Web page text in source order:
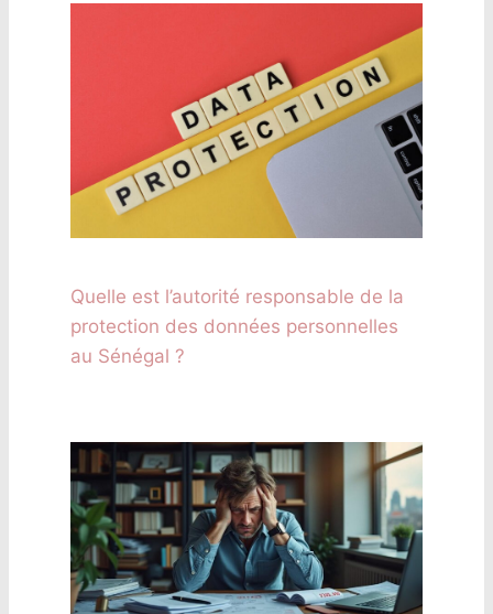
Quelle est l’autorité responsable de la
protection des données personnelles
au Sénégal ?